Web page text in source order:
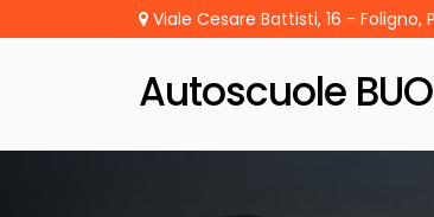
Viale Cesare Battisti, 16 - Foligno,
Autoscuole